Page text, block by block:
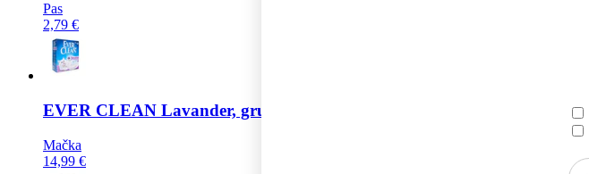
Pas
2,79 €
EVER CLEAN Lavander, grudajući mineralni pijesak za mačke, mirisni
Mačka
14,99 €